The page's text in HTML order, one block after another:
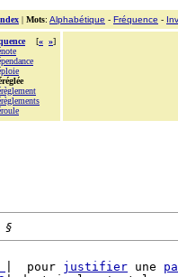
| Mots: Alphabétique - Fréquence -
[« »]
§
|  pour justifier une